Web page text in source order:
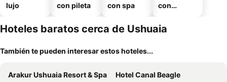
lujo
con pileta
con spa
con
miento
Hoteles baratos cerca de Ushuaia
También te pueden interesar estos hoteles...
Arakur Ushuaia Resort & Spa
Hotel Canal Beagle